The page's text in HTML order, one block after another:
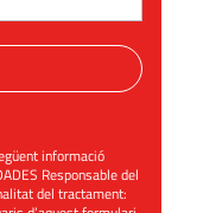
informació
Responsable del
del tractament: